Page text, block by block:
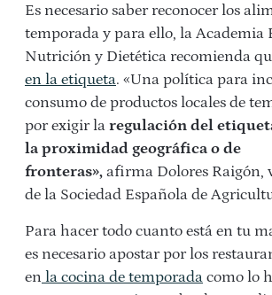
Es necesario saber reconocer los
temporada y para ello, la Academia
Nutrición y Dietética recomienda
en la etiqueta. «Una política para
consumo de productos locales de
por exigir la regulación del
la proximidad geográfica o de
fronteras», afirma Dolores Raigón,
de la Sociedad Española de
Para hacer todo cuanto está en tu
es necesario apostar por los
en la cocina de temporada como lo